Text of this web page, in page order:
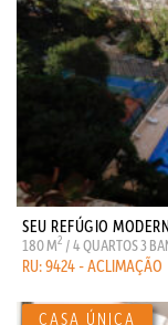
SEU REFÚGIO
180 M2 / 4 QUARTOS 3
RU: 9424 - ACLIMAÇÃO